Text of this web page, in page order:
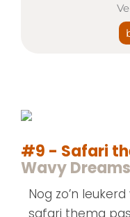
#9 - Safari
Wavy Dreams
Nog zo’n
safari thema